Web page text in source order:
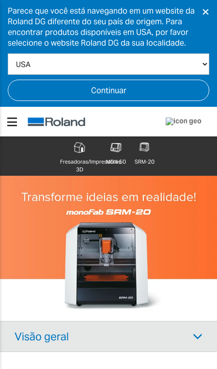
Parece que você está navegando em um website da
Roland DG diferente do seu país de origem. Para
encontrar produtos disponíveis em USA, por favor
selecione o website Roland DG da sua localidade.
Continuar
×
Fresadoras/Impressoras
3D
MDX-50 SRM-20
Visão geral